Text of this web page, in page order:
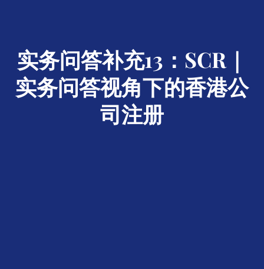
实务问答补充13：SCR｜
实务问答视角下的香港公
司注册